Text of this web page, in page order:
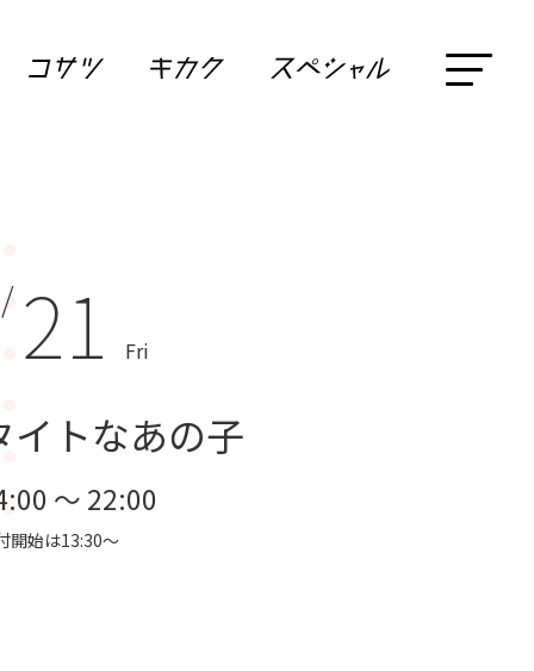
21 Fri
イトなあの子
～ 22:00
開始は13:30～